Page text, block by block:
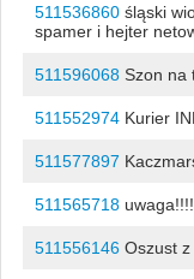
511536860śląski
spamer i hejter
511596068Szon na
511552974Kurier
511577897
511565718
511556146Oszust z